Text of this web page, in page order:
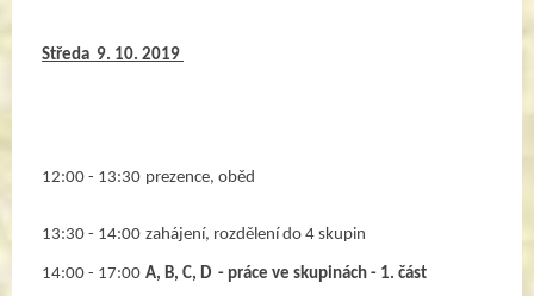
Středa  9. 10. 2019
12:00 - 13:30 prezence, oběd
13:30 - 14:00 zahájení, rozdělení do 4 skupin
14:00 - 17:00 A, B, C, D  - práce ve skupinách - 1. část